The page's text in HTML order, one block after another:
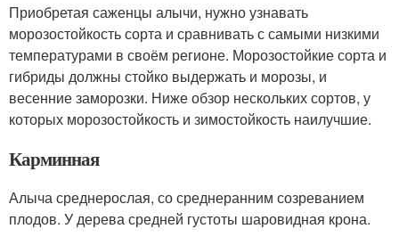
Приобретая саженцы алычи, нужно узнавать
морозостойкость сорта и сравнивать с самыми низкими
температурами в своём регионе. Морозостойкие сорта и
гибриды должны стойко выдержать и морозы, и
весенние заморозки. Ниже обзор нескольких сортов, у
которых морозостойкость и зимостойкость наилучшие.
Карминная
Алыча среднерослая, со среднеранним созреванием
плодов. У дерева средней густоты шаровидная крона.